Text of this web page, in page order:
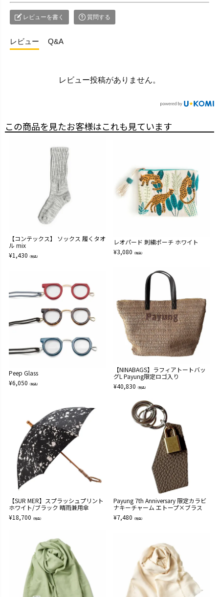
レビューを書く 質問する
レビュー Q&A
レビュー投稿がありません。
この商品を見たお客様はこれも見ています
【コンテックス】 ソックス 履くタオ
ル mix
¥1,430 （税込）
レオパード 刺繍ポーチ ホワイト
¥3,080 （税込）
Peep Glass
¥6,050 （税込）
【NINABAGS】ラフィアトートバッ
グL Payung限定ロゴ入り
¥40,830 （税込）
【SUR MER】スプラッシュプリント
ホワイト/ブラック 晴雨兼用傘
¥18,700 （税込）
Payung 7th Anniversary 限定カラビ
ナキーチャーム エトープ×ブラス
¥7,480 （税込）